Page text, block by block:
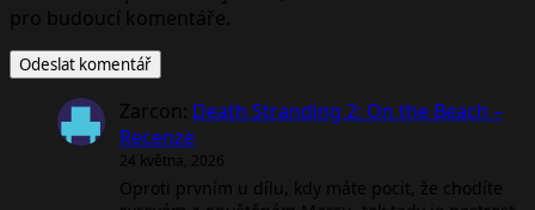
pro budoucí komentáře.
Zarcon: Death Stranding 2: On the Beach –
Recenze
24 května, 2026
Oproti prvním u dílu, kdy máte pocit, že chodíte